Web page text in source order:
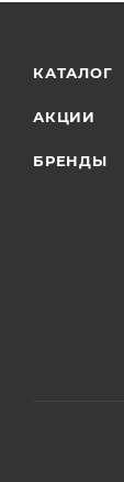
КАТАЛОГ
АКЦИИ
БРЕНДЫ